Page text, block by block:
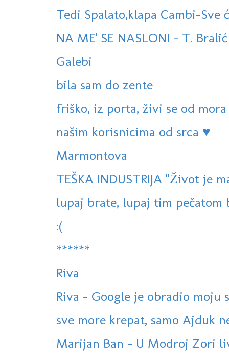
Tedi Spalato,klapa Cambi-Sve
NA ME' SE NASLONI - T.
Galebi
bila sam do zente
friško, iz porta, živi se od mora
našim korisnicima od srca ♥
Marmontova
TEŠKA INDUSTRIJA "Život je
lupaj brate, lupaj tim pečatom
:(
******
Riva
Riva - Google je obradio moju
sve more krepat, samo Ajduk
Marijan Ban - U Modroj Zori